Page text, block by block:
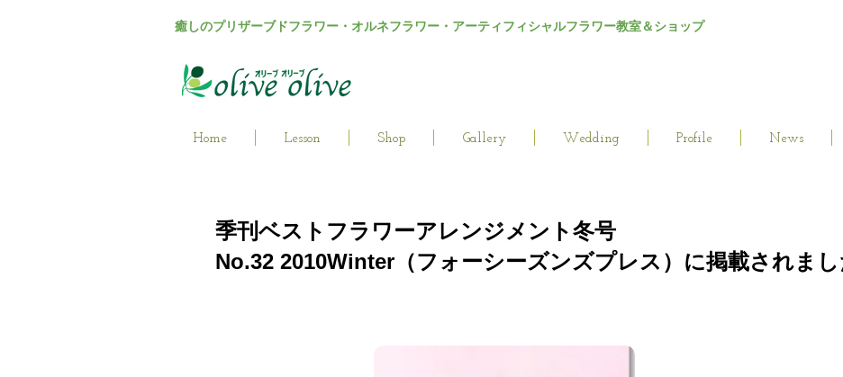
癒しのプリザーブドフラワー・オルネフラワー・アーティフィシャルフラワー教室＆ショップ
Home Lesson Shop Gallery Wedding Profile News
季刊ベストフラワーアレンジメント冬号
No.32 2010Winter（フォーシーズンズプレス）に掲載されまし